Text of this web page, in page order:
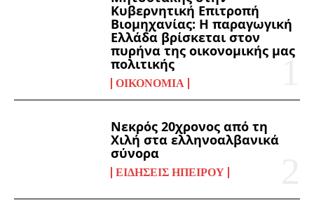
Κυβερνητική Επιτροπή
Βιομηχανίας: Η παραγωγική
Ελλάδα βρίσκεται στον
πυρήνα της οικονομικής μας
πολιτικής
ΟΙΚΟΝΟΜΊΑ
Νεκρός 20χρονος από τη
Χιλή στα ελληνοαλβανικά
σύνορα
ΕΙΔΉΣΕΙΣ ΗΠΕΊΡΟΥ